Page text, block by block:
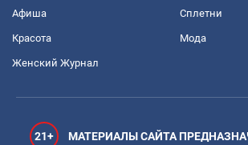
Афиша Сплетни
Красота Мода
Женский Журнал
21+
МАТЕРИАЛЫ САЙТА